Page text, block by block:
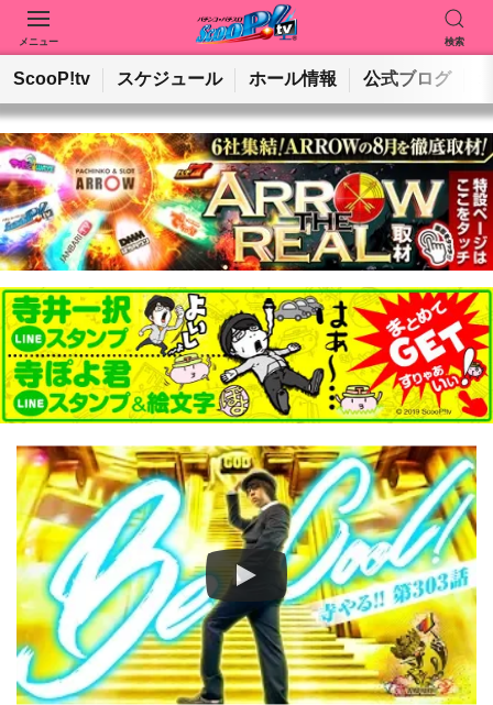
メニュー 検索
動画を検索 ホールを検索
検索
ScooP!tv スケジュール ホール情報 公式ブログ